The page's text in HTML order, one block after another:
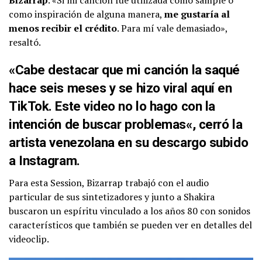
como inspiración de alguna manera, me gustaría al
menos recibir el crédito. Para mí vale demasiado»,
resaltó.
«Cabe destacar que mi canción la saqué
hace seis meses y se hizo viral aquí en
TikTok. Este video no lo hago con la
intención de buscar problemas«, cerró la
artista venezolana en su descargo subido
a Instagram.
Para esta Session, Bizarrap trabajó con el audio
particular de sus sintetizadores y junto a Shakira
buscaron un espíritu vinculado a los años 80 con sonidos
característicos que también se pueden ver en detalles del
videoclip.